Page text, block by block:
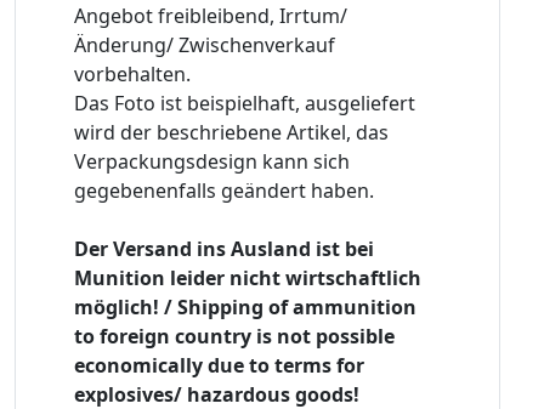
Angebot freibleibend, Irrtum/
Änderung/ Zwischenverkauf
vorbehalten.
Das Foto ist beispielhaft, ausgeliefert
wird der beschriebene Artikel, das
Verpackungsdesign kann sich
gegebenenfalls geändert haben.
Der Versand ins Ausland ist bei
Munition leider nicht wirtschaftlich
möglich! / Shipping of ammunition
to foreign country is not possible
economically due to terms for
explosives/ hazardous goods!